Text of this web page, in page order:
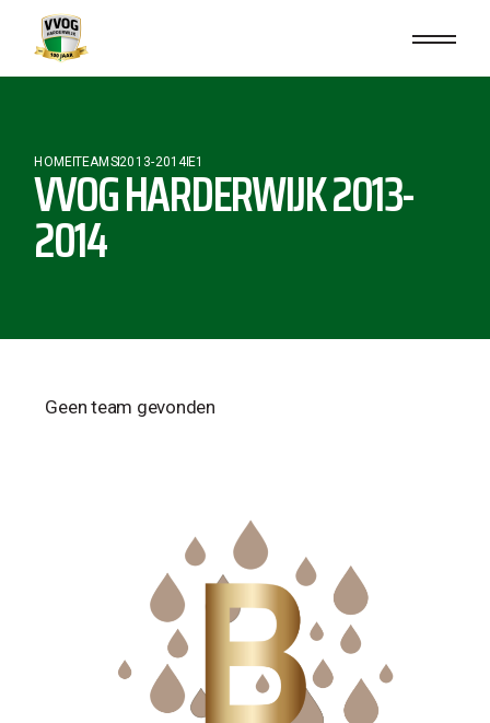
HOMETEAMS2013-2014 E1
VVOG HARDERWIJK 2013-
2014
Geen team gevonden